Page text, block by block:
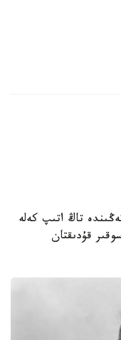
تاڭ اتىپ كەلە
قۇدىقتان